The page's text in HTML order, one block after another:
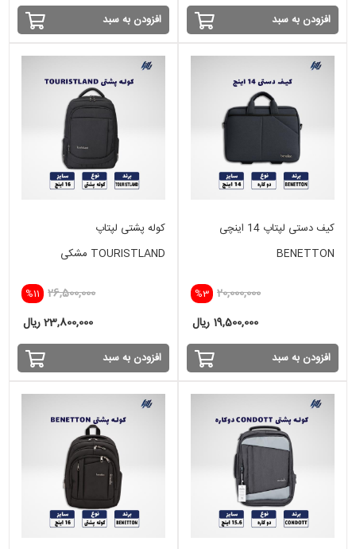
افزودن به سبد افزودن به سبد
کیف دستی لپتاپ 14 اینچی
BENETTON
%3 20,000,000
19,500,000 ریال
افزودن به سبد
کوله پشتی لپتاپ
TOURISTLAND مشکی
%11 26,500,000
23,800,000 ریال
افزودن به سبد